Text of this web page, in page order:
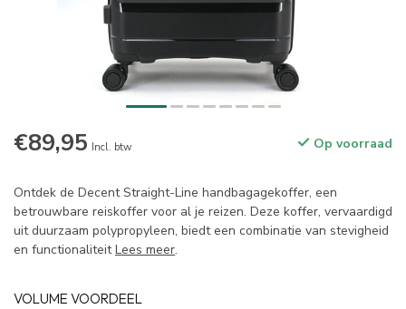
€89,95 Incl. btw Op voorraad
Ontdek de Decent Straight-Line handbagagekoffer, een
betrouwbare reiskoffer voor al je reizen. Deze koffer, vervaardigd
uit duurzaam polypropyleen, biedt een combinatie van stevigheid
en functionaliteitLees meer.
VOLUME VOORDEEL